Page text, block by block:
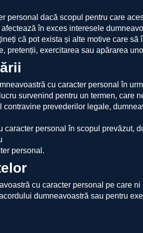
personal dacă scopul pentru care
în exces interesele
că pot exista și alte motive care
pretenții, exercitarea sau apărarea
cu caracter personal în
survenind pentru un termen, care
prevederilor legale,
personal în scopul prevăzut,
personal.
cu caracter personal pe care
dumneavoastră sau pentru